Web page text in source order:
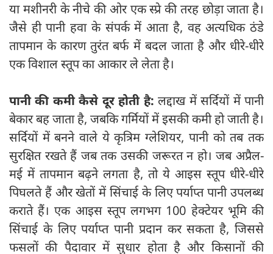
या मशीनरी के नीचे की ओर एक स्प्रे की तरह छोड़ा जाता है।
जैसे ही पानी हवा के संपर्क में आता है, वह अत्यधिक ठंडे
तापमान के कारण तुरंत बर्फ में बदल जाता है और धीरे-धीरे
एक विशाल स्तूप का आकार ले लेता है।
पानी की कमी कैसे दूर होती है: लद्दाख में सर्दियों में पानी
बेकार बह जाता है, जबकि गर्मियों में इसकी कमी हो जाती है।
सर्दियों में बनने वाले ये कृत्रिम ग्लेशियर, पानी को तब तक
सुरक्षित रखते हैं जब तक उसकी जरूरत न हो। जब अप्रैल-
मई में तापमान बढ़ने लगता है, तो ये आइस स्तूप धीरे-धीरे
पिघलते हैं और खेतों में सिंचाई के लिए पर्याप्त पानी उपलब्ध
कराते हैं। एक आइस स्तूप लगभग 100 हेक्टेयर भूमि की
सिंचाई के लिए पर्याप्त पानी प्रदान कर सकता है, जिससे
फसलों की पैदावार में सुधार होता है और किसानों की